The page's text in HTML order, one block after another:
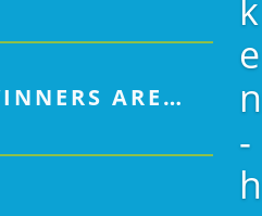
k
e
n
­
h
ARE…